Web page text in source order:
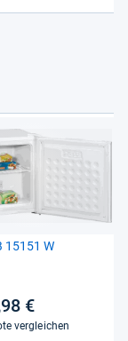
15151 W
€
vergleichen